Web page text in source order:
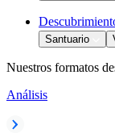
Santuario
Nuestros formatos
Análisis